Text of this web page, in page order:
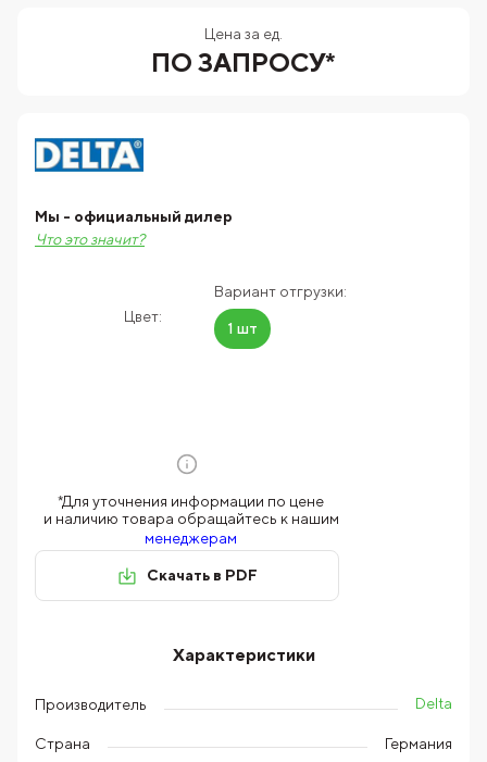
Цена за ед.
ПО ЗАПРОСУ*
Цвет:
Вариант отгрузки:
1 шт
Мы - официальный дилер
Что это значит?
*Для уточнения информации по цене
и наличию товара обращайтесь к нашим
менеджерам
Скачать в PDF
Характеристики
Производитель Delta
Страна Германия